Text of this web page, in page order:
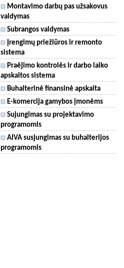
Montavimo darbų pas užsakovus
valdymas
Subrangos valdymas
Įrengimų priežiūros ir remonto
sistema
Praėjimo kontrolės ir darbo laiko
apskaitos sistema
Buhalterinė finansinė apskaita
E-komercija gamybos įmonėms
Sujungimas su projektavimo
programomis
AIVA susjungimas su buhalterijos
programomis